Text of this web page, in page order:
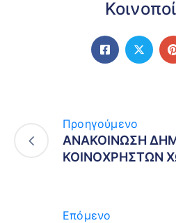
Προηγούμενο
ΑΝΑΚΟΙΝΩΣΗ
ΚΟΙΝΟΧΡΗΣΤΩΝ
Επόμενο